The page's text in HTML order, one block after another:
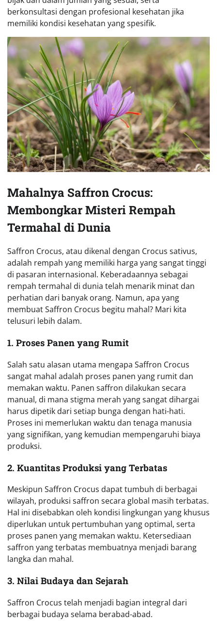
berkonsultasi dengan profesional kesehatan jika
memiliki kondisi kesehatan yang spesifik.
Mahalnya Saffron Crocus:
Membongkar Misteri Rempah
Termahal di Dunia
Saffron Crocus, atau dikenal dengan Crocus sativus,
adalah rempah yang memiliki harga yang sangat tinggi
di pasaran internasional. Keberadaannya sebagai
rempah termahal di dunia telah menarik minat dan
perhatian dari banyak orang. Namun, apa yang
membuat Saffron Crocus begitu mahal? Mari kita
telusuri lebih dalam.
1. Proses Panen yang Rumit
Salah satu alasan utama mengapa Saffron Crocus
sangat mahal adalah proses panen yang rumit dan
memakan waktu. Panen saffron dilakukan secara
manual, di mana stigma merah yang sangat dihargai
harus dipetik dari setiap bunga dengan hati-hati.
Proses ini memerlukan waktu dan tenaga manusia
yang signifikan, yang kemudian mempengaruhi biaya
produksi.
2. Kuantitas Produksi yang Terbatas
Meskipun Saffron Crocus dapat tumbuh di berbagai
wilayah, produksi saffron secara global masih terbatas.
Hal ini disebabkan oleh kondisi lingkungan yang khusus
diperlukan untuk pertumbuhan yang optimal, serta
proses panen yang memakan waktu. Ketersediaan
saffron yang terbatas membuatnya menjadi barang
langka dan mahal.
3. Nilai Budaya dan Sejarah
Saffron Crocus telah menjadi bagian integral dari
berbagai budaya selama berabad-abad.